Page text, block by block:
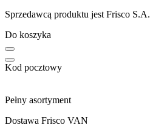
Sprzedawcą produktu jest Frisco S.A.
Do koszyka
Kod pocztowy
Pełny asortyment
Dostawa Frisco VAN